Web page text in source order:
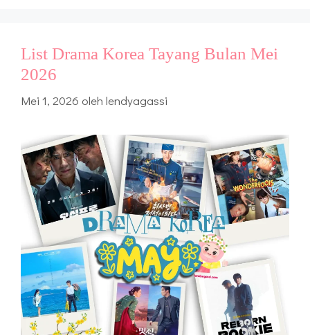
List Drama Korea Tayang Bulan Mei
2026
Mei 1, 2026 oleh lendyagassi